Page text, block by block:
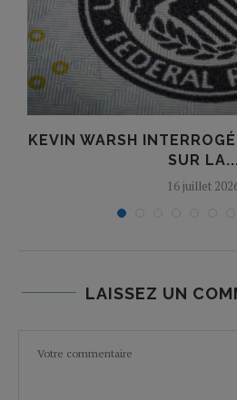
KEVIN WARSH
SUR LA...
16 juillet
LAISSEZ UN